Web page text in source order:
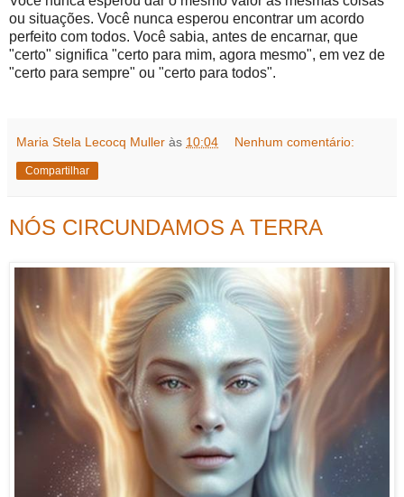
ou situações. Você nunca esperou encontrar um acordo
perfeito com todos. Você sabia, antes de encarnar, que
"certo" significa "certo para mim, agora mesmo", em vez de
"certo para sempre" ou "certo para todos".
Maria Stela Lecocq Muller às 10:04 Nenhum comentário:
Compartilhar
NÓS CIRCUNDAMOS A TERRA